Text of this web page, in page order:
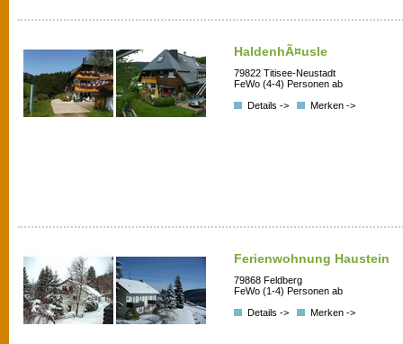
HaldenhÃ¤usle
79822 Titisee-Neustadt
FeWo (4-4) Personen ab
Details ->
Merken ->
Ferienwohnung Haustein
79868 Feldberg
FeWo (1-4) Personen ab
Details ->
Merken ->